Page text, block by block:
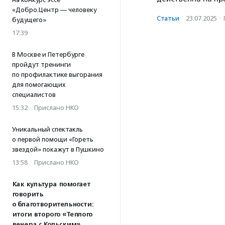
«Добро.Центр — человеку
будущего»
17:39
В Москве и Петербурге
пройдут тренинги
по профилактике выгорания
для помогающих
специалистов
15:32 · Прислано НКО
Уникальный спектакль
о первой помощи «Гореть
звездой» покажут в Пушкино
13:58 · Прислано НКО
Как культура помогает
говорить
о благотворительности:
итоги второго «Теплого
Статьи · 23.07.2025 ·